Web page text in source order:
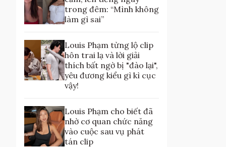
trong đêm: “Mình không
làm gì sai”
Louis Phạm từng lộ clip
hôn trai lạ và lời giải
thích bất ngờ bị "đào lại",
yêu đương kiểu gì kì cục
vậy!
Louis Phạm cho biết đã
nhờ cơ quan chức năng
vào cuộc sau vụ phát
tán clip